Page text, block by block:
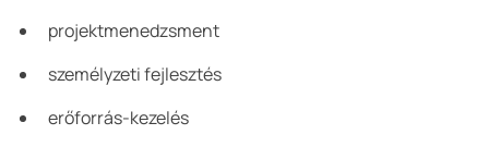
projektmenedzsment
személyzeti fejlesztés
erőforrás-kezelés